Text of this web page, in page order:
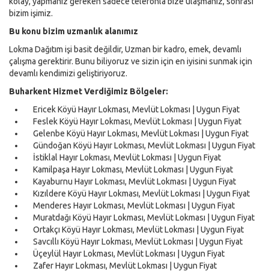
bizim işimiz.
Bu konu bizim uzmanlık alanımız
Lokma Dağıtım işi basit değildir, Uzman bir kadro, emek, devamlı
çalışma gerektirir. Bunu biliyoruz ve sizin için en iyisini sunmak için
devamlı kendimizi geliştiriyoruz.
Buharkent Hizmet Verdiğimiz Bölgeler:
Ericek Köyü Hayır Lokması, Mevlüt Lokması | Uygun Fiyat
Feslek Köyü Hayır Lokması, Mevlüt Lokması | Uygun Fiyat
Gelenbe Köyü Hayır Lokması, Mevlüt Lokması | Uygun Fiyat
Gündoğan Köyü Hayır Lokması, Mevlüt Lokması | Uygun Fiyat
İstiklal Hayır Lokması, Mevlüt Lokması | Uygun Fiyat
Kamilpaşa Hayır Lokması, Mevlüt Lokması | Uygun Fiyat
Kayaburnu Hayır Lokması, Mevlüt Lokması | Uygun Fiyat
Kızıldere Köyü Hayır Lokması, Mevlüt Lokması | Uygun Fiyat
Menderes Hayır Lokması, Mevlüt Lokması | Uygun Fiyat
Muratdağı Köyü Hayır Lokması, Mevlüt Lokması | Uygun Fiyat
Ortakçı Köyü Hayır Lokması, Mevlüt Lokması | Uygun Fiyat
Savcıllı Köyü Hayır Lokması, Mevlüt Lokması | Uygun Fiyat
Üçeylül Hayır Lokması, Mevlüt Lokması | Uygun Fiyat
Zafer Hayır Lokması, Mevlüt Lokması | Uygun Fiyat